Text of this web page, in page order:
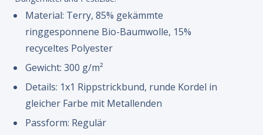
Material: Terry, 85% gekämmte
ringgesponnene Bio-Baumwolle, 15%
recyceltes Polyester
Gewicht: 300 g/m²
Details: 1x1 Rippstrickbund, runde Kordel in
gleicher Farbe mit Metallenden
Passform: Regulär